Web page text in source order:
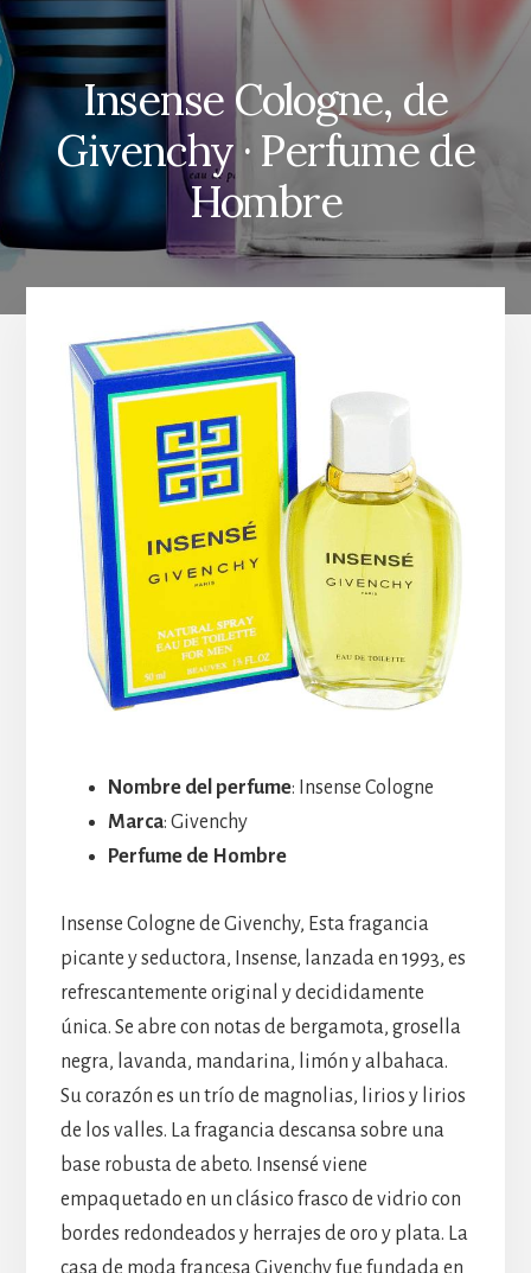
Insense Cologne, de
Givenchy · Perfume de
Hombre
Nombre del perfume: Insense Cologne
Marca: Givenchy
Perfume de Hombre
Insense Cologne de Givenchy, Esta fragancia
picante y seductora, Insense, lanzada en 1993, es
refrescantemente original y decididamente
única. Se abre con notas de bergamota, grosella
negra, lavanda, mandarina, limón y albahaca.
Su corazón es un trío de magnolias, lirios y lirios
de los valles. La fragancia descansa sobre una
base robusta de abeto. Insensé viene
empaquetado en un clásico frasco de vidrio con
bordes redondeados y herrajes de oro y plata. La
casa de moda francesa Givenchy fue fundada en